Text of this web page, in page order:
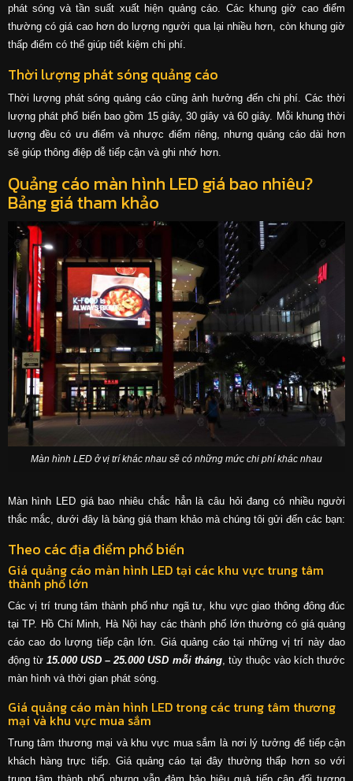
phát sóng và tần suất xuất hiện quảng cáo. Các khung giờ cao điểm
thường có giá cao hơn do lượng người qua lại nhiều hơn, còn khung giờ
thấp điểm có thể giúp tiết kiệm chi phí.
Thời lượng phát sóng quảng cáo
Thời lượng phát sóng quảng cáo cũng ảnh hưởng đến chi phí. Các thời
lượng phát phổ biến bao gồm 15 giây, 30 giây và 60 giây. Mỗi khung thời
lượng đều có ưu điểm và nhược điểm riêng, nhưng quảng cáo dài hơn
sẽ giúp thông điệp dễ tiếp cận và ghi nhớ hơn.
Quảng cáo màn hình LED giá bao nhiêu?
Bảng giá tham khảo
Màn hình LED ở vị trí khác nhau sẽ có những mức chi phí khác nhau
Màn hình LED giá bao nhiêu chắc hẳn là câu hỏi đang có nhiều người
thắc mắc, dưới đây là bảng giá tham khảo mà chúng tôi gửi đến các bạn:
Theo các địa điểm phổ biến
Giá quảng cáo màn hình LED tại các khu vực trung tâm
thành phố lớn
Các vị trí trung tâm thành phố như ngã tư, khu vực giao thông đông đúc
tại TP. Hồ Chí Minh, Hà Nội hay các thành phố lớn thường có giá quảng
cáo cao do lượng tiếp cận lớn. Giá quảng cáo tại những vị trí này dao
động từ15.000 USD – 25.000 USD mỗi tháng, tùy thuộc vào kích thước
màn hình và thời gian phát sóng.
Giá quảng cáo màn hình LED trong các trung tâm thương
mại và khu vực mua sắm
Trung tâm thương mại và khu vực mua sắm là nơi lý tưởng để tiếp cận
khách hàng trực tiếp. Giá quảng cáo tại đây thường thấp hơn so với